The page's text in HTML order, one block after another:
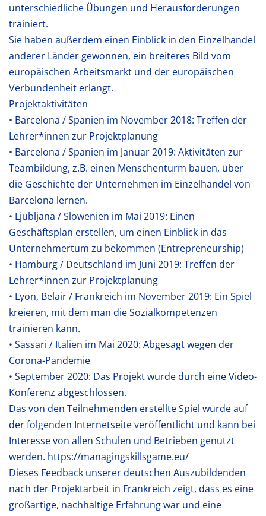
unterschiedliche Übungen und Herausforderungen
trainiert.
Sie haben außerdem einen Einblick in den Einzelhandel
anderer Länder gewonnen, ein breiteres Bild vom
europäischen Arbeitsmarkt und der europäischen
Verbundenheit erlangt.
Projektaktivitäten
• Barcelona / Spanien im November 2018: Treffen der
Lehrer*innen zur Projektplanung
• Barcelona / Spanien im Januar 2019: Aktivitäten zur
Teambildung, z.B. einen Menschenturm bauen, über
die Geschichte der Unternehmen im Einzelhandel von
Barcelona lernen.
• Ljubljana / Slowenien im Mai 2019: Einen
Geschäftsplan erstellen, um einen Einblick in das
Unternehmertum zu bekommen (Entrepreneurship)
• Hamburg / Deutschland im Juni 2019: Treffen der
Lehrer*innen zur Projektplanung
• Lyon, Belair / Frankreich im November 2019: Ein Spiel
kreieren, mit dem man die Sozialkompetenzen
trainieren kann.
• Sassari / Italien im Mai 2020: Abgesagt wegen der
Corona-Pandemie
• September 2020: Das Projekt wurde durch eine Video-
Konferenz abgeschlossen.
Das von den Teilnehmenden erstellte Spiel wurde auf
der folgenden Internetseite veröffentlicht und kann bei
Interesse von allen Schulen und Betrieben genutzt
werden. https://managingskillsgame.eu/
Dieses Feedback unserer deutschen Auszubildenden
nach der Projektarbeit in Frankreich zeigt, dass es eine
großartige, nachhaltige Erfahrung war und eine